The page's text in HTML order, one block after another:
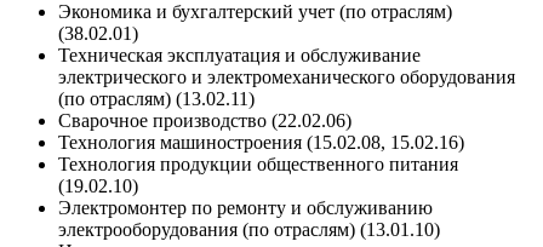
Экономика и бухгалтерский учет (по отраслям)
(38.02.01)
Техническая эксплуатация и обслуживание
электрического и электромеханического оборудования
(по отраслям) (13.02.11)
Сварочное производство (22.02.06)
Технология машиностроения (15.02.08, 15.02.16)
Технология продукции общественного питания
(19.02.10)
Электромонтер по ремонту и обслуживанию
электрооборудования (по отраслям) (13.01.10)